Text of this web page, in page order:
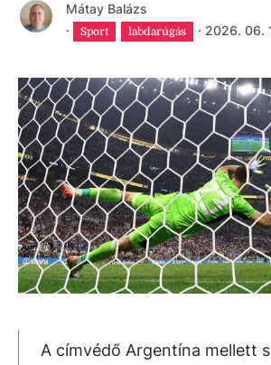
Mátay Balázs
·
Sport labdarúgás · 2026. 06.
A címvédő Argentína mellett